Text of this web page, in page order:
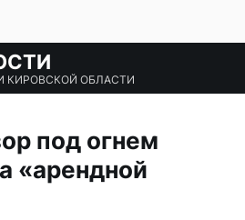
КИРОВСКОЙ ОБЛАСТИ
под огнем
«арендной